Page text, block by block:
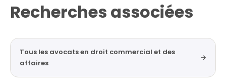
Recherches associées
Tous les avocats en droit commercial et des
affaires
→